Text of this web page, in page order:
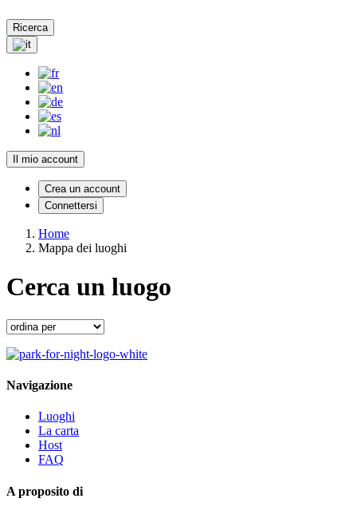
Ricerca
Il mio account
Crea un account
Connettersi
Home
Mappa dei luoghi
Cerca un luogo
Navigazione
Luoghi
La carta
Host
FAQ
A proposito di